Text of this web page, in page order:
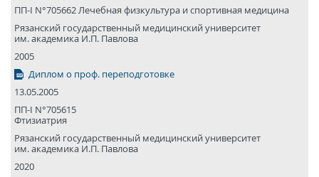
ПП-I N°705662 Лечебная физкультура и спортивная медицина
Рязанский государствен­ный медицин­ский универси­тет
им. академика И.П. Павлова
2005
Диплом о проф. переподготовке
13.05.2005
ПП-I N°705615
Фтизиатрия
Рязанский государствен­ный медицин­ский универси­тет
им. академика И.П. Павлова
2020